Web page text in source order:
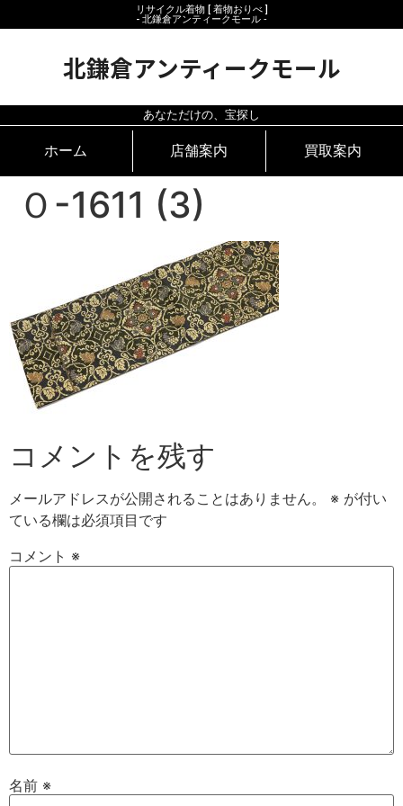
リサイクル着物 [ 着物おりべ ]
- 北鎌倉アンティークモール ‐
北鎌倉アンティークモール
あなただけの、宝探し
ホーム 店舗案内 買取案内
Ｏ-1611 (3)
コメントを残す
メールアドレスが公開されることはありません。 ※ が付い
ている欄は必須項目です
コメント ※
名前 ※